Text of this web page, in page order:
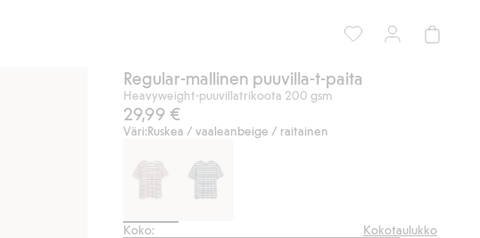
Regular-mallinen puuvilla-t-paita
Heavyweight-puuvillatrikoota 200 gsm
29,99 €
Väri:Ruskea / vaaleanbeige / raitainen
Koko: Kokotaulukko